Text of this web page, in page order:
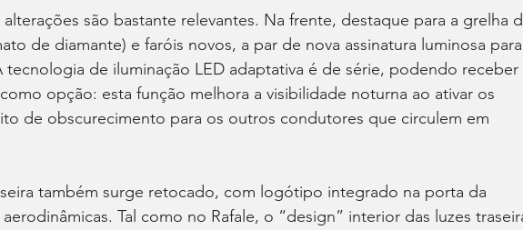
alterações são bastante relevantes. Na frente, destaque para a grelha
de diamante) e faróis novos, a par de nova assinatura luminosa
tecnologia de iluminação LED adaptativa é de série, podendo receber
opção: esta função melhora a visibilidade noturna ao ativar os
de obscurecimento para os outros condutores que circulem em
também surge retocado, com logótipo integrado na porta da
Tal como no Rafale, o “design” interior das luzes